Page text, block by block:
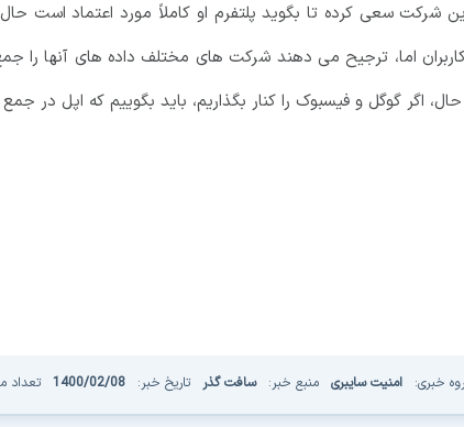
شرکت سعی کرده تا بگوید پلتفرم او کاملاً مورد اعتماد است
اما، ترجیح می دهند شرکت های مختلف داده های آنها را
اگر گوگل و فیسبوک را کنار بگذاریم، باید بگوییم که اپل در
خبری: امنیت سایبری منبع خبر: سافت گذر تاریخ خبر: 1400/02/08 تعداد